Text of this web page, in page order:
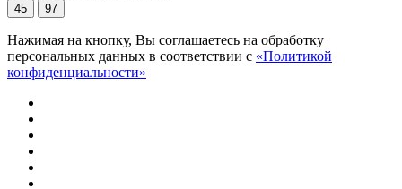
45 97
Нажимая на кнопку, Вы соглашаетесь на обработку
персональных данных в соответствии с «Политикой
конфиденциальности»